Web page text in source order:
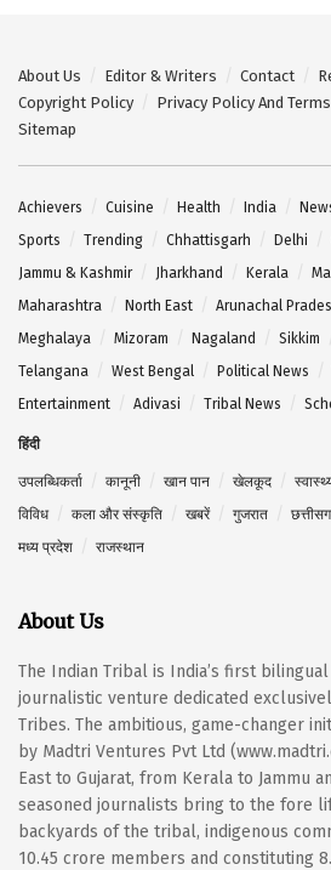
About Us Editor & Writers Contact
Copyright Policy
Privacy Policy And
Sitemap
Achievers Cuisine Health India
Sports
Trending Chhattisgarh Delhi
Jammu & Kashmir
Jharkhand Kerala
Maharashtra
North East Arunachal
Meghalaya
Mizoram Nagaland Sikkim
Telangana
West Bengal Political News
Entertainment
Adivasi Tribal News
हिंदी
उपलब्धिकर्ता कानूनी खान पान खेलकूद
विविध
कला और संस्कृति खबरें गुजरात
मध्य प्रदेश
राजस्थान
About Us
The Indian Tribal is India’s first
journalistic venture dedicated
Tribes. The ambitious, game-changer
by Madtri Ventures Pvt Ltd
East to Gujarat, from Kerala to Jammu
seasoned journalists bring to the fore
backyards of the tribal, indigenous
10.45 crore members and constituting